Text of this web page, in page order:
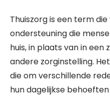
Thuiszorg is een term
ondersteuning die
huis, in plaats van in een
andere zorginstelling.
die om verschillende
hun dagelijkse